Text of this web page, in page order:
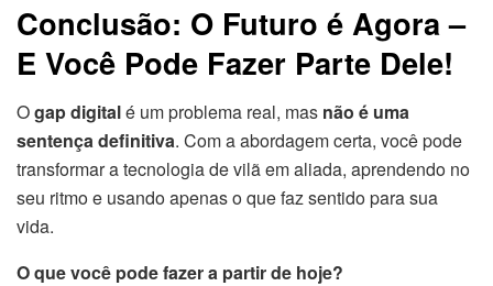
Conclusão: O Futuro é Agora –
E Você Pode Fazer Parte Dele!
Ogap digitalé um problema real, mas não é uma
sentença definitiva. Com a abordagem certa, você pode
transformar a tecnologia de vilã em aliada, aprendendo no
seu ritmo e usando apenas o que faz sentido para sua
vida.
O que você pode fazer a partir de hoje?